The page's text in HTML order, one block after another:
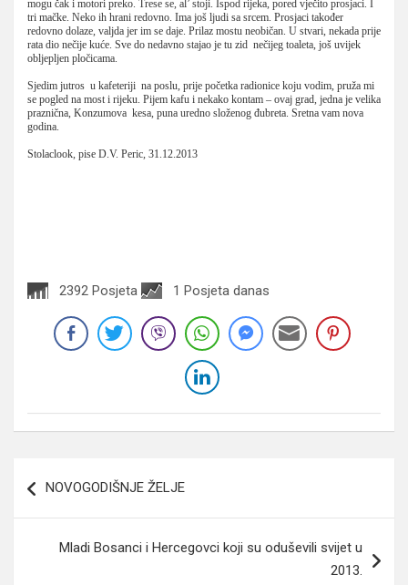
mogu čak i motori preko. Trese se, al’ stoji. Ispod rijeka, pored vječito prosjaci. I
tri mačke. Neko ih hrani redovno. Ima još ljudi sa srcem. Prosjaci također
redovno dolaze, valjda jer im se daje. Prilaz mostu neobičan. U stvari, nekada prije
rata dio nečije kuće. Sve do nedavno stajao je tu zid nečijeg toaleta, još uvijek
obljepljen pločicama.
Sjedim jutros u kafeteriji na poslu, prije početka radionice koju vodim, pruža mi
se pogled na most i rijeku. Pijem kafu i nekako kontam – ovaj grad, jedna je velika
praznična, Konzumova kesa, puna uredno složenog đubreta. Sretna vam nova
godina.
Stolaclook, pise D.V. Peric, 31.12.2013
2392 Posjeta 1 Posjeta danas
članaka
NOVOGODIŠNJE ŽELJE
Mladi Bosanci i Hercegovci koji su oduševili svijet u
2013.